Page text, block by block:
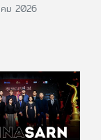
ม 2026